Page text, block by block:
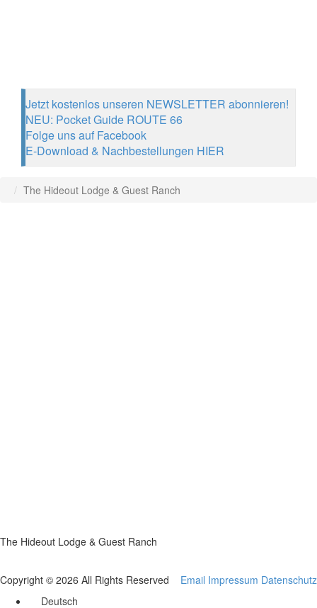
Jetzt kostenlos unseren NEWSLETTER abonnieren!
NEU: Pocket Guide ROUTE 66
Folge uns auf Facebook
E-Download & Nachbestellungen HIER
The Hideout Lodge & Guest Ranch
The Hideout Lodge & Guest Ranch
Copyright © 2026 All Rights Reserved Email Impressum Datenschutz
Deutsch